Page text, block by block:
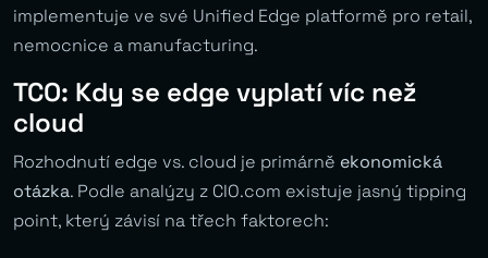
implementuje ve své Unified Edge platformě pro retail,
nemocnice a manufacturing.
TCO: Kdy se edge vyplatí víc než
cloud
Rozhodnutí edge vs. cloud je primárně ekonomická
otázka. Podle analýzy z CIO.com existuje jasný tipping
point, který závisí na třech faktorech: